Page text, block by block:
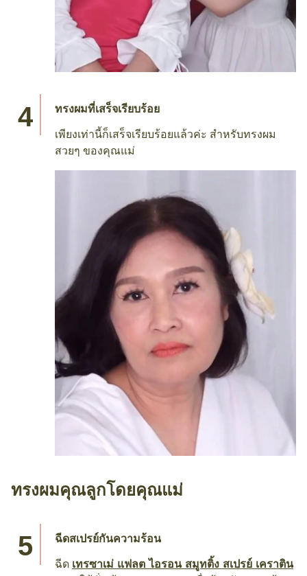
ทรงผมที่เสร็จเรียบร้อย
เพียงเท่านี้ก็เสร็จเรียบร้อยแล้วค่ะ สำหรับทรงผม
สวยๆ ของคุณแม่
ทรงผมคุณลูกโดยคุณแม่
ฉีดสเปรย์กันความร้อน
ฉีด เทรซาเม่ แฟลต ไอรอน สมูทติ้ง สเปรย์ เคราติน